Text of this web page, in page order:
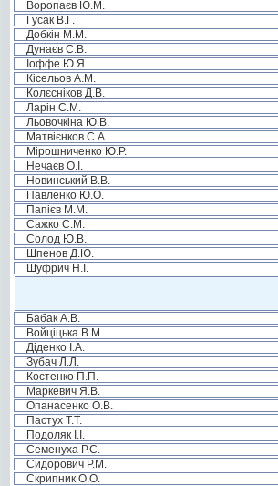
Воропаєв Ю.М.
Гусак В.Г.
Добкін М.М.
Дунаєв С.В.
Іоффе Ю.Я.
Кісельов А.М.
Колєсніков Д.В.
Ларін С.М.
Льовочкіна Ю.В.
Матвієнков С.А.
Мірошниченко Ю.Р.
Нечаєв О.І.
Новинський В.В.
Павленко Ю.О.
Папієв М.М.
Сажко С.М.
Солод Ю.В.
Шпенов Д.Ю.
Шуфрич Н.І.
Бабак А.В.
Войціцька В.М.
Діденко І.А.
Зубач Л.Л.
Костенко П.П.
Маркевич Я.В.
Опанасенко О.В.
Пастух Т.Т.
Подоляк І.І.
Семенуха Р.С.
Сидорович Р.М.
Скрипник О.О.